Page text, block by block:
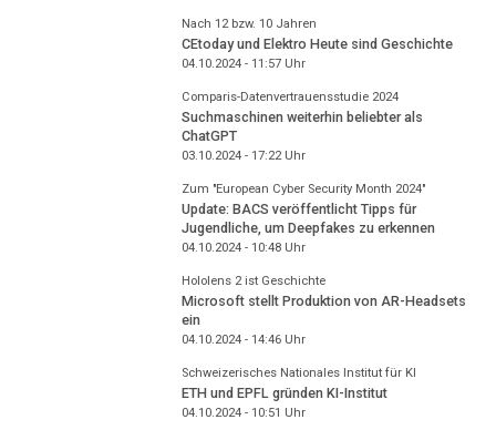
Nach 12 bzw. 10 Jahren
CEtoday und Elektro Heute sind Geschichte
04.10.2024 - 11:57Uhr
Comparis-Datenvertrauensstudie 2024
Suchmaschinen weiterhin beliebter als
ChatGPT
03.10.2024 - 17:22Uhr
Zum "European Cyber Security Month 2024"
Update: BACS veröffentlicht Tipps für
Jugendliche, um Deepfakes zu erkennen
04.10.2024 - 10:48Uhr
Hololens 2 ist Geschichte
Microsoft stellt Produktion von AR-Headsets
ein
04.10.2024 - 14:46Uhr
Schweizerisches Nationales Institut für KI
ETH und EPFL gründen KI-Institut
04.10.2024 - 10:51 Uhr